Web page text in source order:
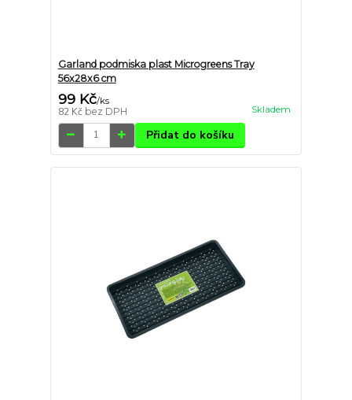
Garland podmiska plast Microgreens Tray
56x28x6 cm
99 Kč/ks
82 Kč bez DPH Skladem
Přidat do košíku